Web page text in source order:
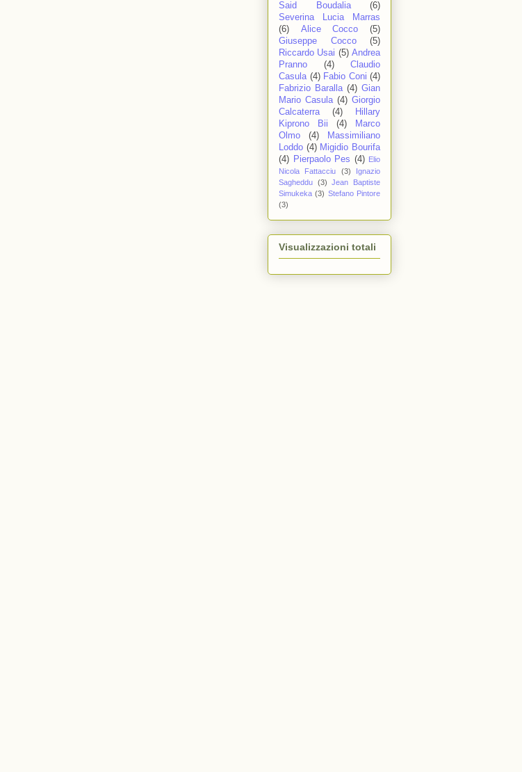
Said Boudalia
(6)
Severina Lucia Marras
(6)
Alice Cocco
(5)
Giuseppe Cocco
(5)
Riccardo Usai (5) Andrea
Pranno
(4)
Claudio
Casula (4) Fabio Coni (4)
Fabrizio Baralla (4) Gian
Mario Casula (4) Giorgio
Calcaterra
(4)
Hillary
Kiprono Bii
(4)
Marco
Olmo
(4)
Massimiliano
Loddo (4) Migidio Bourifa
(4) Pierpaolo Pes (4)
Elio
Nicola Fattacciu
(3)
Ignazio
Sagheddu (3)
Jean Baptiste
Simukeka (3) Stefano Pintore
(3)
Visualizzazioni totali